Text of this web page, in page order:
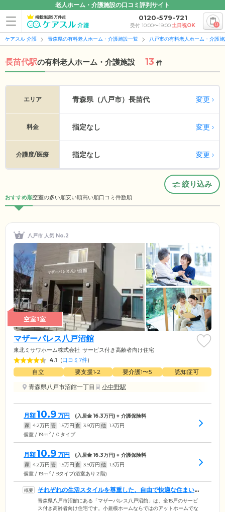
老人ホーム・介護施設の口コミ評判サイト
掲載施設5万件超 0120-579-721
受付 10:00〜19:00土日祝OK 0
ケアスル 介護 青森県の有料老人ホーム・介護施設一覧 八戸市の有料老人ホーム・介護
長苗代駅の有料老人ホーム・介護施設 13 件
エリア 青森県（八戸市） 長苗代 変更
料金 指定なし 変更
介護度/医療 指定なし 変更
絞り込み
おすすめ順空室の多い順安い順高い順口コミ件数順
八戸市 人気 No.2
空室1室
マザーパレス八戸沼館
東北ミサワホーム株式会社 サービス付き高齢者向け住宅
4.1 (口コミ7件)
自立 要支援1•2 要介護1〜5
認知症可
青森県八戸市沼館一丁目
小中野駅
月額10.9 万円 (入居金16.3万円) + 介護保険料
家 4.2万円 管 1.5万円 食 3.9万円 他 1.3万円
個室 / 19m2 / Ｃタイプ
月額10.9 万円 (入居金16.3万円) + 介護保険料
家 4.2万円 管 1.5万円 食 3.9万円 他 1.3万円
個室 / 19m2 / Bタイプ(浴室あり２階)
それぞれの生活スタイルを尊重した、自由で快適な住まいを
ご用意しています
青森県八戸市沼館にある「マザーパレス八戸沼館」は、全15戸のサービ
ス付き高齢者向け住宅です。小規模ホームならではのアットホームでな